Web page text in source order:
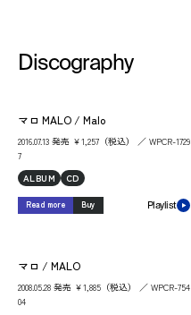
Discography
マロ MALO / Malo
2016.07.13 発売 ￥1,257（税込） ／ WPCR-1729
7
ALBUM
CD
Read more Buy Playlist
マロ / MALO
2008.05.28 発売 ￥1,885（税込） ／ WPCR-754
04